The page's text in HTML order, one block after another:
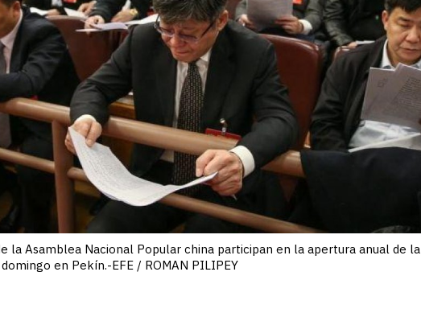
la Asamblea Nacional Popular china participan en la apertura anual de la
en Pekín.-EFE / ROMAN PILIPEY